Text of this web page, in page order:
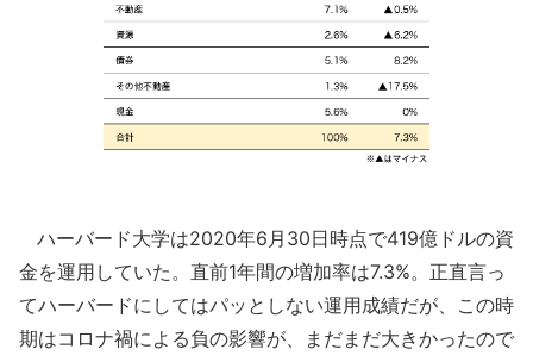
ハーバード大学は2020年6月30日時点で419億ドルの資
金を運用していた。直前1年間の増加率は7.3%。正直言っ
てハーバードにしてはパッとしない運用成績だが、この時
期はコロナ禍による負の影響が、まだまだ大きかったので